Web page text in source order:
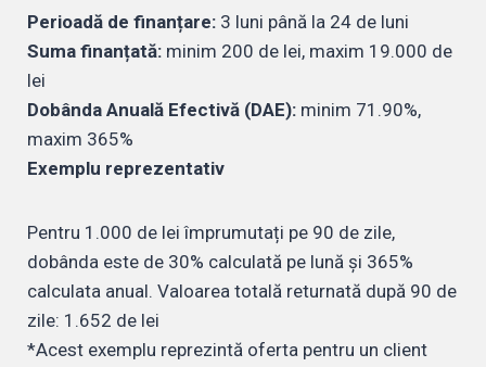
Perioadă de finanțare: 3 luni până la 24 de luni
Suma finanțată: minim 200 de lei, maxim 19.000 de
lei
Dobânda Anuală Efectivă (DAE): minim 71.90%,
maxim 365%
Exemplu reprezentativ
Pentru 1.000 de lei împrumutați pe 90 de zile,
dobânda este de 30% calculată pe lună și 365%
calculata anual. Valoarea totală returnată după 90 de
zile: 1.652 de lei
*Acest exemplu reprezintă oferta pentru un client